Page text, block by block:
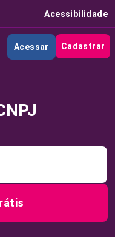
Acessibilidade
Acessar Cadastrar